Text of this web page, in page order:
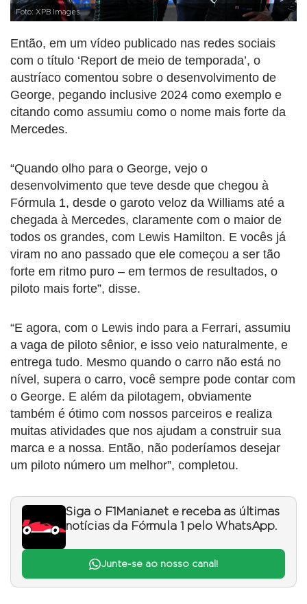
Foto: XPB Images
Então, em um vídeo publicado nas redes sociais
com o título ‘Report de meio de temporada’, o
austríaco comentou sobre o desenvolvimento de
George, pegando inclusive 2024 como exemplo e
citando como assumiu como o nome mais forte da
Mercedes.
“Quando olho para o George, vejo o
desenvolvimento que teve desde que chegou à
Fórmula 1, desde o garoto veloz da Williams até a
chegada à Mercedes, claramente com o maior de
todos os grandes, com Lewis Hamilton. E vocês já
viram no ano passado que ele começou a ser tão
forte em ritmo puro – em termos de resultados, o
piloto mais forte”, disse.
“E agora, com o Lewis indo para a Ferrari, assumiu
a vaga de piloto sênior, e isso veio naturalmente, e
entrega tudo. Mesmo quando o carro não está no
nível, supera o carro, você sempre pode contar com
o George. E além da pilotagem, obviamente
também é ótimo com nossos parceiros e realiza
muitas atividades que nos ajudam a construir sua
marca e a nossa. Então, não poderíamos desejar
um piloto número um melhor”, completou.
Siga o F1Mania.net e receba as últimas
notícias da Fórmula 1 pelo WhatsApp.
Junte-se ao nosso canal!